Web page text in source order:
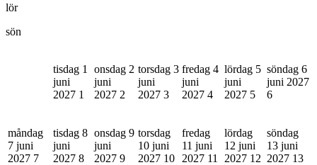
lör
sön
tisdag 1
juni
2027 1
onsdag 2
juni
2027 2
torsdag 3
juni
2027 3
fredag 4
juni
2027 4
lördag 5
juni
2027 5
söndag 6
juni 2027
6
måndag
7 juni
2027 7
tisdag 8
juni
2027 8
onsdag 9
juni
2027 9
torsdag
10 juni
2027 10
fredag
11 juni
2027 11
lördag
12 juni
2027 12
söndag
13 juni
2027 13